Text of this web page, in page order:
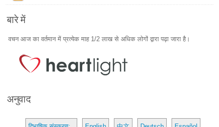
बारे में
वचन आज का वर्तमान में प्रत्येक माह 1/2 लाख से अधिक लोगों द्वारा पढ़ा जारा है।
अनुवाद